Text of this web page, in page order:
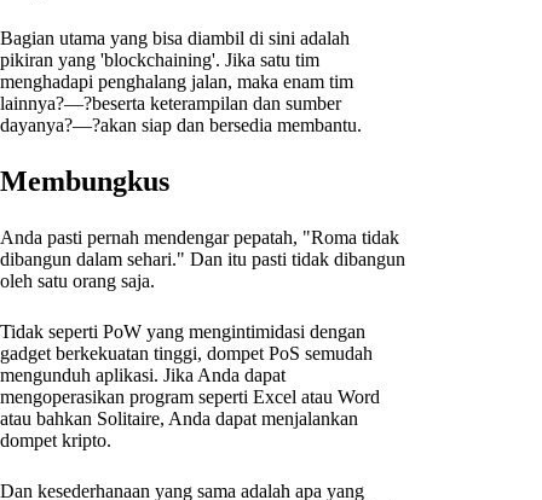
Bagian utama yang bisa diambil di sini adalah
pikiran yang 'blockchaining'. Jika satu tim
menghadapi penghalang jalan, maka enam tim
lainnya?—?beserta keterampilan dan sumber
dayanya?—?akan siap dan bersedia membantu.
Membungkus
Anda pasti pernah mendengar pepatah, "Roma tidak
dibangun dalam sehari." Dan itu pasti tidak dibangun
oleh satu orang saja.
Tidak seperti PoW yang mengintimidasi dengan
gadget berkekuatan tinggi, dompet PoS semudah
mengunduh aplikasi. Jika Anda dapat
mengoperasikan program seperti Excel atau Word
atau bahkan Solitaire, Anda dapat menjalankan
dompet kripto.
Dan kesederhanaan yang sama adalah apa yang